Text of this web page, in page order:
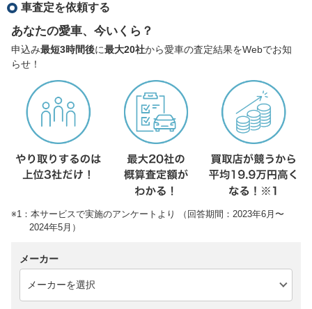
車査定を依頼する
あなたの愛車、今いくら？
申込み最短3時間後に最大20社から愛車の査定結果をWebでお知
らせ！
※1：本サービスで実施のアンケートより （回答期間：2023年6月〜
2024年5月）
メーカー